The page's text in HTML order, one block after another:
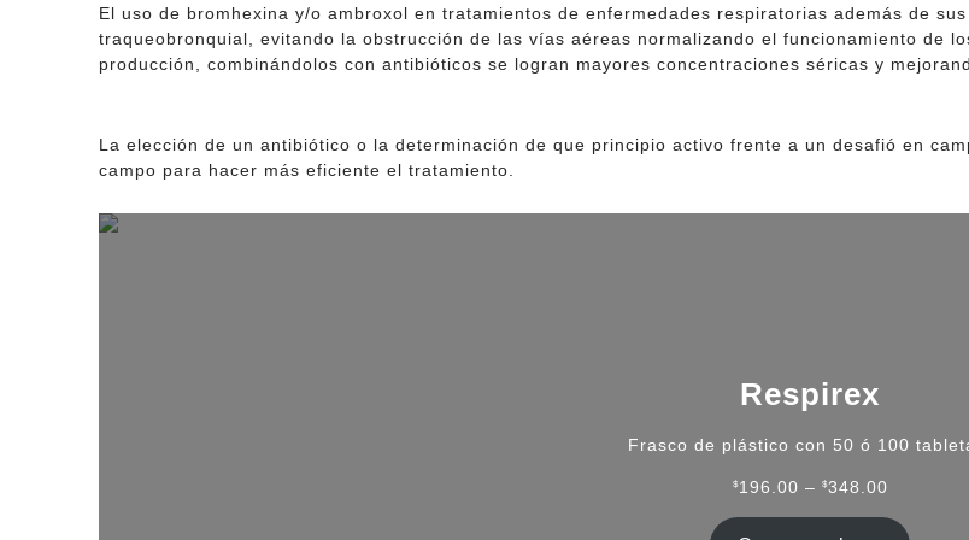
El uso de bromhexina y/o ambroxol en tratamientos de enfermedades respiratorias además de
traqueobronquial, evitando la obstrucción de las vías aéreas normalizando el funcionamiento de
producción, combinándolos con antibióticos se logran mayores concentraciones séricas y
La elección de un antibiótico o la determinación de que principio activo frente a un desafió en
campo para hacer más eficiente el tratamiento.
Respirex
Frasco de plástico con 50 ó 100
$196.00 – $348.00Rango
precios: